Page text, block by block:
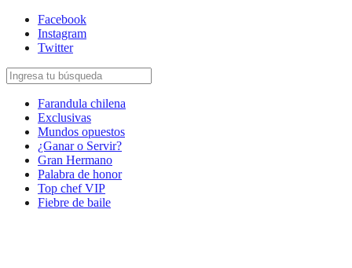
Facebook
Instagram
Twitter
Farandula chilena
Exclusivas
Mundos opuestos
¿Ganar o Servir?
Gran Hermano
Palabra de honor
Top chef VIP
Fiebre de baile